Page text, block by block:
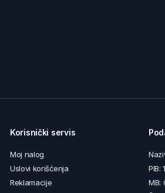
Korisnički servis
Moj nalog
Uslovi korišćenja
Reklamacije
PIB:
MB: